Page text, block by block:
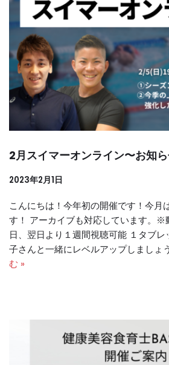
2月スイマーオンライン〜お知
2023年2月1日
こんにちは！今年初の開催です！今
す！ アーカイブも対応しています。※
日、翌日より１週間視聴可能 １タブ
子さんと一緒にレベルアップしましょ
む »